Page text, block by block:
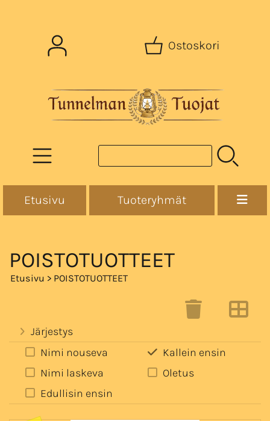
Ostoskori
Etusivu Tuoteryhmät
POISTOTUOTTEET
Etusivu > POISTOTUOTTEET
Järjestys
Nimi nouseva
Nimi laskeva
Edullisin ensin
Kallein ensin
Oletus